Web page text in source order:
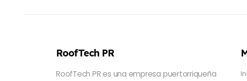
RoofTech PR
RoofTech PR es una empresa puertorriqueña